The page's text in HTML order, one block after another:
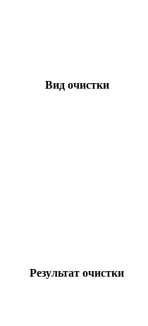
Вид очистки
Результат очистки